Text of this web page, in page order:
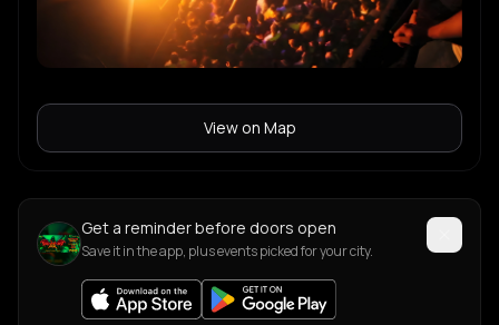
View on Map
Get a reminder before doors open
Save it in the app, plus events picked for your city.